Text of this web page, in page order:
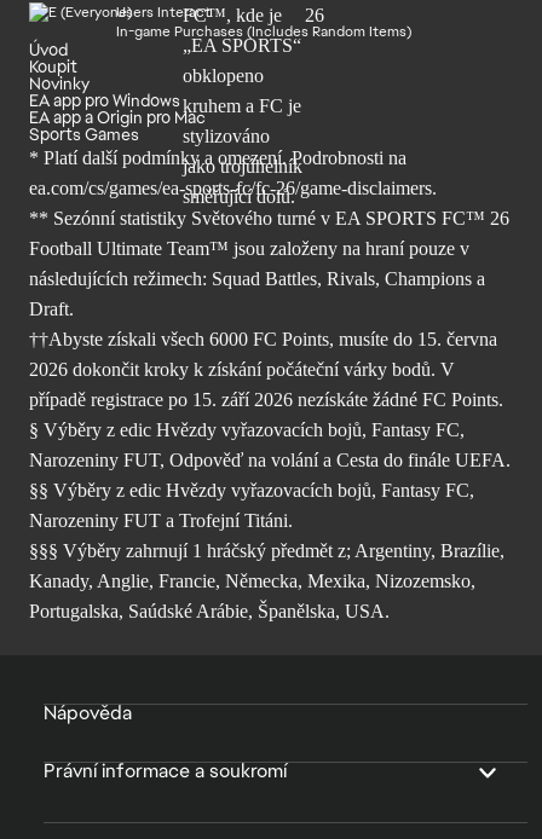
Users Interact
In-game Purchases (Includes Random Items)
Úvod
Koupit
Novinky
EA app pro Windows
EA app a Origin pro Mac
Sports Games
* Platí další podmínky a omezení. Podrobnosti na
ea.com/cs/games/ea-sports-fc/fc-26/game-disclaimers.
** Sezónní statistiky Světového turné v EA SPORTS FC™ 26
Football Ultimate Team™ jsou založeny na hraní pouze v
následujících režimech: Squad Battles, Rivals, Champions a
Draft.
††Abyste získali všech 6000 FC Points, musíte do 15. června
2026 dokončit kroky k získání počáteční várky bodů. V
případě registrace po 15. září 2026 nezískáte žádné FC Points.
§ Výběry z edic Hvězdy vyřazovacích bojů, Fantasy FC,
Narozeniny FUT, Odpověď na volání a Cesta do finále UEFA.
§§ Výběry z edic Hvězdy vyřazovacích bojů, Fantasy FC,
Narozeniny FUT a Trofejní Titáni.
§§§ Výběry zahrnují 1 hráčský předmět z; Argentiny, Brazílie,
Kanady, Anglie, Francie, Německa, Mexika, Nizozemsko,
Portugalska, Saúdské Arábie, Španělska, USA.
Nápověda
Právní informace a soukromí